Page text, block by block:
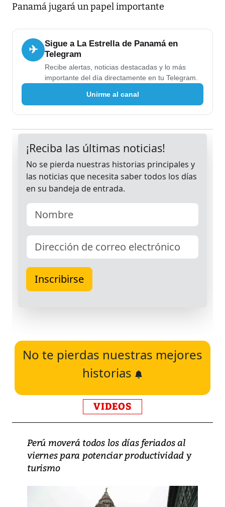
Panamá jugará un papel importante
✈
Sigue a La Estrella de Panamá en
Telegram
Recibe alertas, noticias destacadas y lo más
importante del día directamente en tu Telegram.
Unirme al canal
No te pierdas nuestras mejores
historias
VIDEOS
Perú moverá todos los días feriados al
viernes para potenciar productividad y
turismo